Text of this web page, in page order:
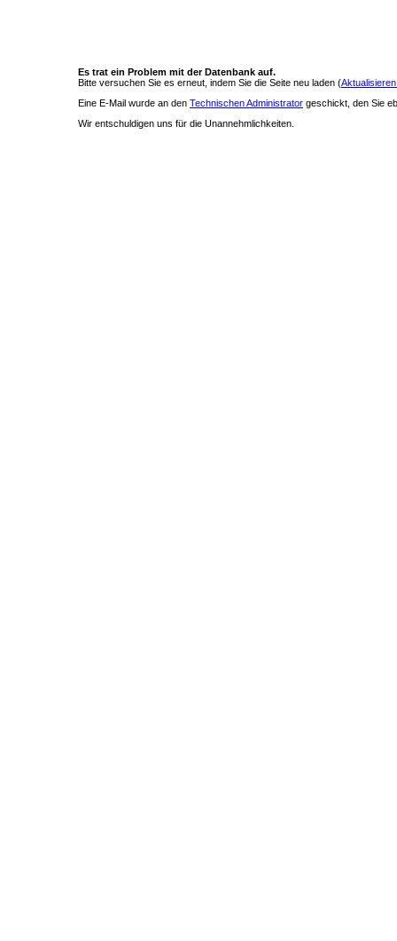
Es trat ein Problem mit der Datenbank auf.
Bitte versuchen Sie es erneut, indem Sie die Seite neu laden (
Eine E-Mail wurde an den Technischen Administrator geschickt, den Sie
Wir entschuldigen uns für die Unannehmlichkeiten.